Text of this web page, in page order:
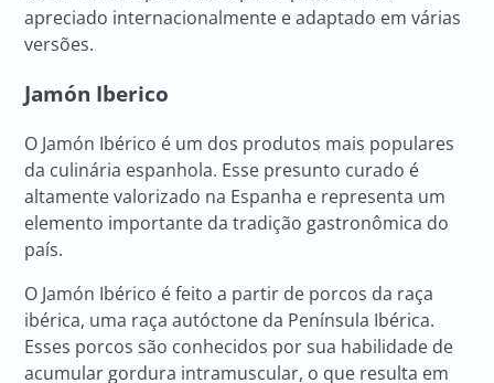
apreciado internacionalmente e adaptado em várias
versões.
Jamón Iberico
O Jamón Ibérico é um dos produtos mais populares
da culinária espanhola. Esse presunto curado é
altamente valorizado na Espanha e representa um
elemento importante da tradição gastronômica do
país.
O Jamón Ibérico é feito a partir de porcos da raça
ibérica, uma raça autóctone da Península Ibérica.
Esses porcos são conhecidos por sua habilidade de
acumular gordura intramuscular, o que resulta em